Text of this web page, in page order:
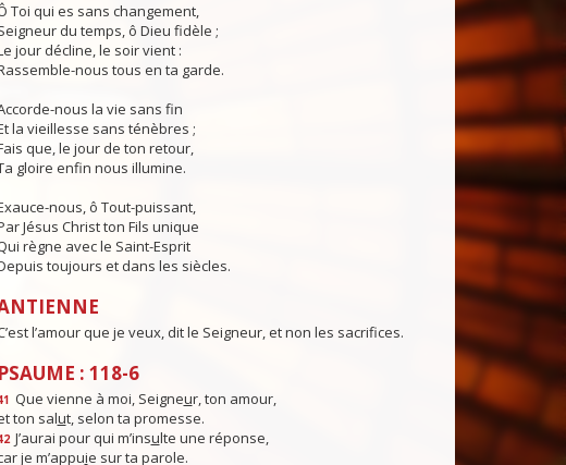
Toi qui es sans changement,
du temps, ô Dieu fidèle ;
jour décline, le soir vient :
nous tous en ta garde.
nous la vie sans fin
la vieillesse sans ténèbres ;
que, le jour de ton retour,
gloire enfin nous illumine.
nous, ô Tout-puissant,
Jésus Christ ton Fils unique
règne avec le Saint-Esprit
toujours et dans les siècles.
l’amour que je veux, dit le Seigneur, et non les sacrifices.
PSAUME : 118-6
Que vienne à moi, Seigneur, ton amour,
ton salut, selon ta promesse.
J’aurai pour qui m’insulte une réponse,
je m’appuie sur ta parole.